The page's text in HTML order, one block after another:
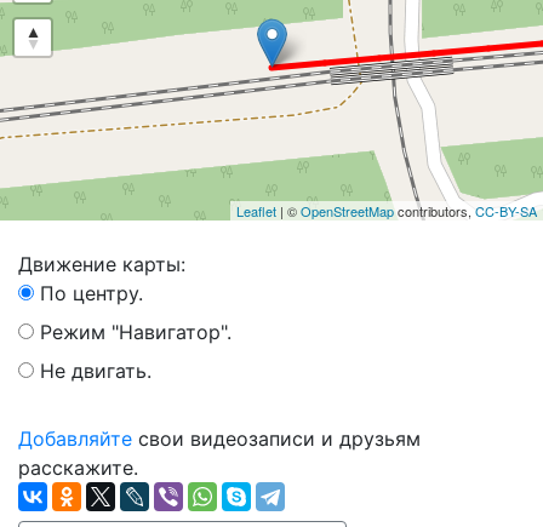
Leaflet | ©OpenStreetMapcontributors, CC-BY-SA
Движение карты:
По центру.
Режим "Навигатор".
Не двигать.
Добавляйте свои видеозаписи и друзьям
расскажите.